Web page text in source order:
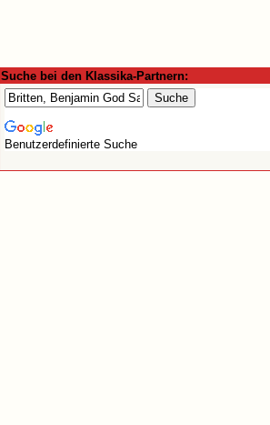
Suche bei den Klassika-Partnern:
Benutzerdefinierte Suche